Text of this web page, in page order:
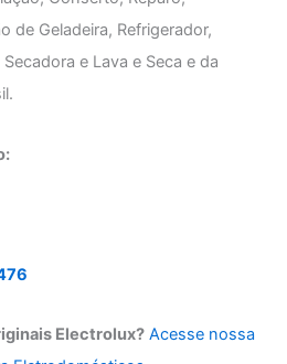
de Geladeira, Refrigerador,
e Lava e Seca e da
Electrolux? Acesse nossa